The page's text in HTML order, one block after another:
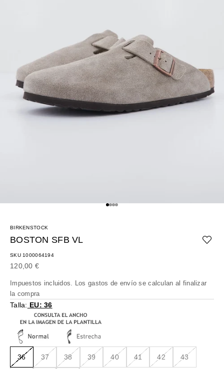
Ir al artículo 1
Ir al artículo 2
Ir al artículo 3
Ir al artículo 4
BIRKENSTOCK
BOSTON SFB VL
SKU 1000064194
Precio de oferta
120,00 €
Impuestos incluidos. Los gastos de envío se calculan al finalizar
la compra
Talla: EU: 36
36 37 38 39 40 41 42 43